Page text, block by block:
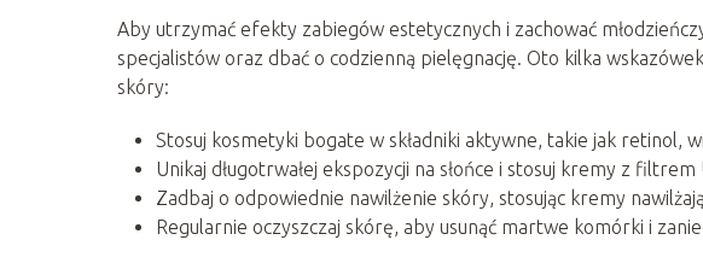
Aby utrzymać efekty zabiegów estetycznych i zachować
specjalistów oraz dbać o codzienną pielęgnację. Oto kilka
skóry:
Stosuj kosmetyki bogate w składniki aktywne, takie jak retinol,
Unikaj długotrwałej ekspozycji na słońce i stosuj kremy z filtrem
Zadbaj o odpowiednie nawilżenie skóry, stosując kremy
Regularnie oczyszczaj skórę, aby usunąć martwe komórki i